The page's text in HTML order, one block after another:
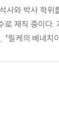
사와 박사 학
재직 중이다.
『릴케의 베네치